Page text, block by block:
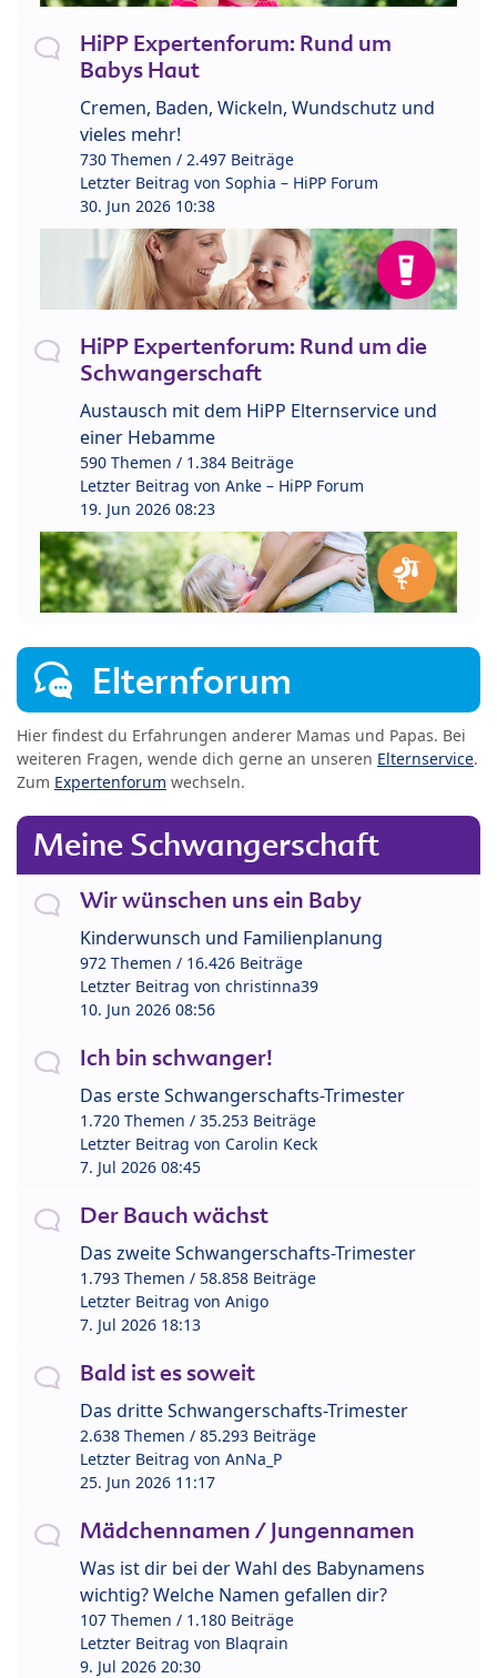
HiPP Expertenforum: Rund um
Babys Haut
Cremen, Baden, Wickeln, Wundschutz und
vieles mehr!
730 Themen / 2.497 Beiträge
Letzter Beitrag von Sophia – HiPP Forum
30. Jun 2026 10:38
HiPP Expertenforum: Rund um die
Schwangerschaft
Austausch mit dem HiPP Elternservice und
einer Hebamme
590 Themen / 1.384 Beiträge
Letzter Beitrag von Anke – HiPP Forum
19. Jun 2026 08:23
Elternforum
Hier findest du Erfahrungen anderer Mamas und Papas. Bei
weiteren Fragen, wende dich gerne an unseren Elternservice.
Zum Expertenforum wechseln.
Meine Schwangerschaft
Wir wünschen uns ein Baby
Kinderwunsch und Familienplanung
972 Themen / 16.426 Beiträge
Letzter Beitrag von christinna39
10. Jun 2026 08:56
Ich bin schwanger!
Das erste Schwangerschafts-Trimester
1.720 Themen / 35.253 Beiträge
Letzter Beitrag von Carolin Keck
7. Jul 2026 08:45
Der Bauch wächst
Das zweite Schwangerschafts-Trimester
1.793 Themen / 58.858 Beiträge
Letzter Beitrag von Anigo
7. Jul 2026 18:13
Bald ist es soweit
Das dritte Schwangerschafts-Trimester
2.638 Themen / 85.293 Beiträge
Letzter Beitrag von AnNa_P
25. Jun 2026 11:17
Mädchennamen / Jungennamen
Was ist dir bei der Wahl des Babynamens
wichtig? Welche Namen gefallen dir?
107 Themen / 1.180 Beiträge
Letzter Beitrag von Blaqrain
9. Jul 2026 20:30